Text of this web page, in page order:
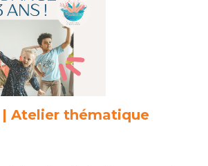
| Atelier thématique